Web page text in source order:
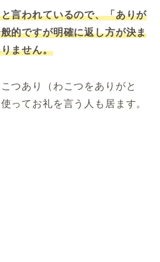
言われているので、「ありが
的ですが明確に返し方が決ま
ません。
つあり（わこつをありがと
ってお礼を言う人も居ます。